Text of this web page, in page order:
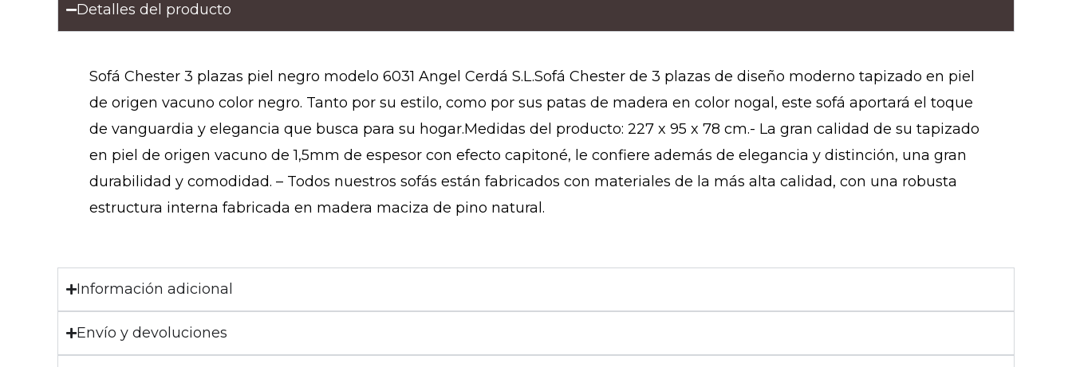
Detalles del producto
Sofá Chester 3 plazas piel negro modelo 6031 Angel Cerdá S.L.Sofá Chester de 3 plazas de diseño moderno tapizado en piel
de origen vacuno color negro. Tanto por su estilo, como por sus patas de madera en color nogal, este sofá aportará el toque
de vanguardia y elegancia que busca para su hogar.Medidas del producto: 227 x 95 x 78 cm.- La gran calidad de su tapizado
en piel de origen vacuno de 1,5mm de espesor con efecto capitoné, le confiere además de elegancia y distinción, una gran
durabilidad y comodidad. – Todos nuestros sofás están fabricados con materiales de la más alta calidad, con una robusta
estructura interna fabricada en madera maciza de pino natural.
Información adicional
Envío y devoluciones